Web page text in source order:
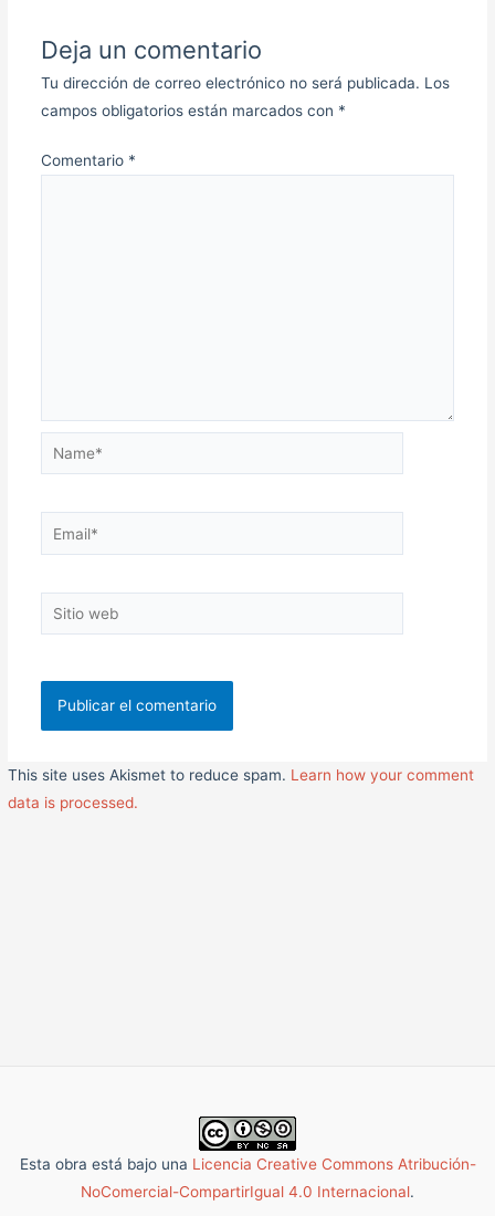
Deja un comentario
Tu dirección de correo electrónico no será publicada. Los
campos obligatorios están marcados con *
Comentario *
Name*
Email*
Sitio
web
This site uses Akismet to reduce spam. Learn how your comment
data is processed.
Esta obra está bajo una Licencia Creative Commons Atribución-
NoComercial-CompartirIgual 4.0 Internacional.